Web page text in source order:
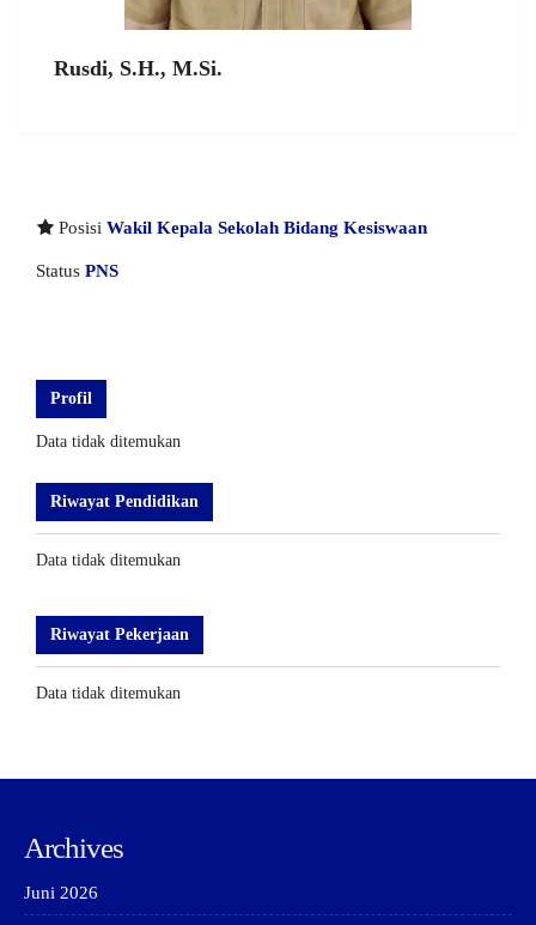
Rusdi, S.H., M.Si.
Posisi Wakil Kepala Sekolah Bidang Kesiswaan
Status PNS
Profil
Data tidak ditemukan
Riwayat Pendidikan
Data tidak ditemukan
Riwayat Pekerjaan
Data tidak ditemukan
Archives
Juni 2026